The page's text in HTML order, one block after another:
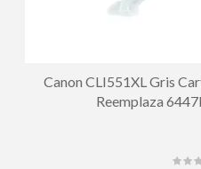
Canon CLI551XL Gris
Reemplaza